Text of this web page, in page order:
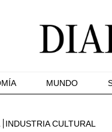
MUNDO
INDUSTRIA CULTURAL